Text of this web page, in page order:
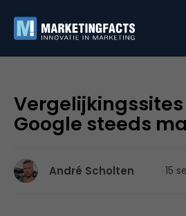
Google steeds
André Scholten 15